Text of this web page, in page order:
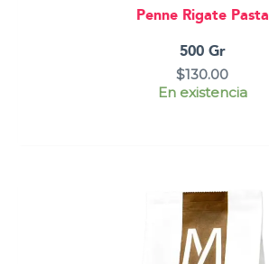
Penne Rigate Pasta
500 Gr
$130.00
En existencia